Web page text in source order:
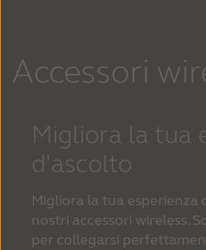
Accessori
Migliora la tua
d'ascolto
Migliora la tua esperienza
nostri accessori wireless.
per collegarsi